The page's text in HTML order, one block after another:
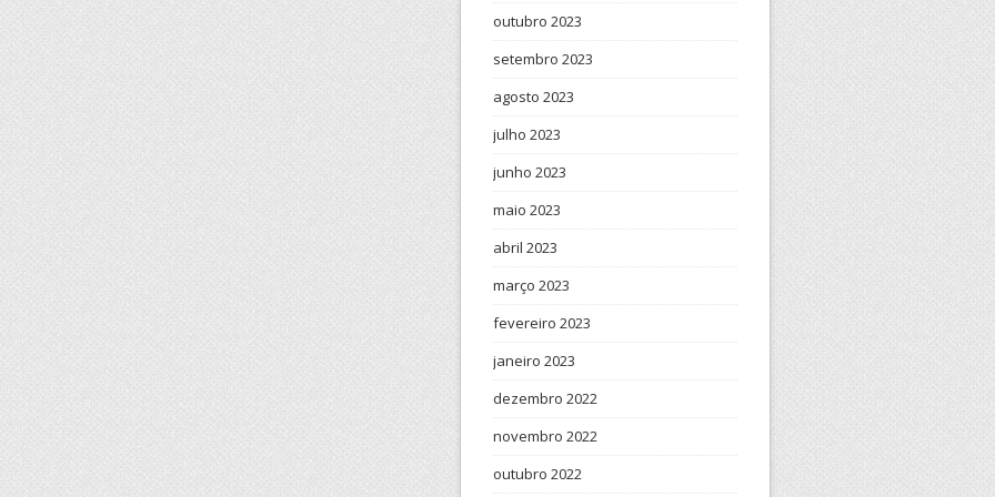
outubro 2023
setembro 2023
agosto 2023
julho 2023
junho 2023
maio 2023
abril 2023
março 2023
fevereiro 2023
janeiro 2023
dezembro 2022
novembro 2022
outubro 2022